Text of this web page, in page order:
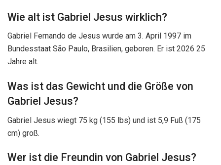
Wie alt ist Gabriel Jesus wirklich?
Gabriel Fernando de Jesus wurde am 3. April 1997 im
Bundesstaat São Paulo, Brasilien, geboren. Er ist 2026 25
Jahre alt.
Was ist das Gewicht und die Größe von
Gabriel Jesus?
Gabriel Jesus wiegt 75 kg (155 lbs) und ist 5,9 Fuß (175
cm) groß.
Wer ist die Freundin von Gabriel Jesus?